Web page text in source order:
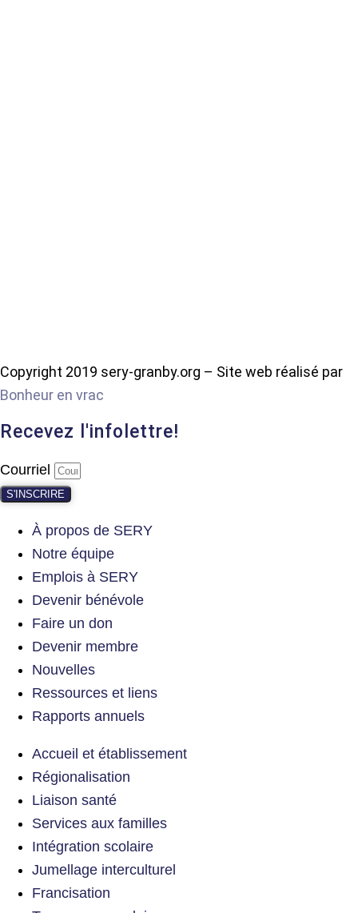
Copyright 2019 sery-granby.org – Site web réalisé par
Bonheur en vrac
Recevez l'infolettre!
Courriel
S'INSCRIRE
À propos de SERY
Notre équipe
Emplois à SERY
Devenir bénévole
Faire un don
Devenir membre
Nouvelles
Ressources et liens
Rapports annuels
Accueil et établissement
Régionalisation
Liaison santé
Services aux familles
Intégration scolaire
Jumellage interculturel
Francisation